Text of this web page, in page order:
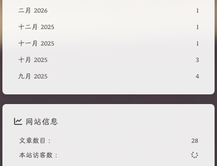
二月 2026
1
十二月 2025
1
十一月 2025
1
十月 2025
3
九月 2025
4
网站信息
文章数目 :
28
本站访客数 :